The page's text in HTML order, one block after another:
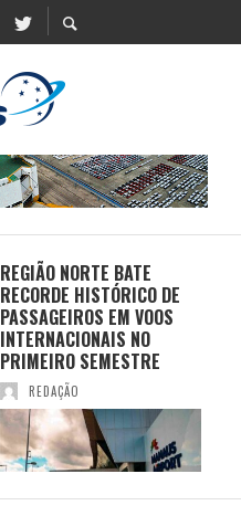
REGIÃO NORTE BATE
RECORDE HISTÓRICO DE
PASSAGEIROS EM VOOS
INTERNACIONAIS NO
PRIMEIRO SEMESTRE
REDAÇÃO